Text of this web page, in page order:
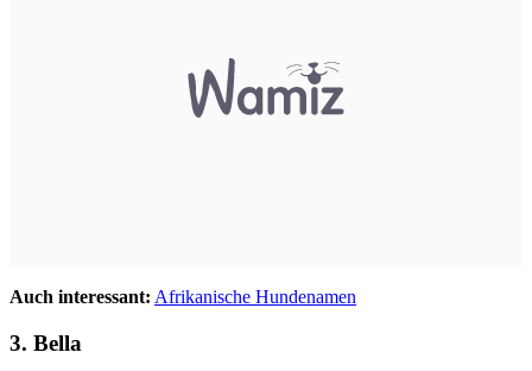
Auch interessant: Afrikanische Hundenamen
3. Bella